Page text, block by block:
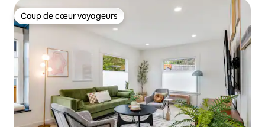
Coup de cœur voyageurs
Coup de cœur voyageurs